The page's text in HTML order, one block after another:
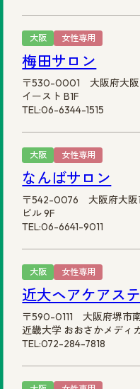
大阪 女性専用
梅田サロン
〒530-0001 大阪府大阪
イースト B1F
TEL:06-6344-1515
大阪 女性専用
なんばサロン
〒542-0076 大阪府大阪
ビル 9F
TEL:06-6641-9011
大阪 女性専用
近大ヘアケアス
〒590-0111 大阪府堺市
近畿大学 おおさかメディ
TEL:072-284-7818